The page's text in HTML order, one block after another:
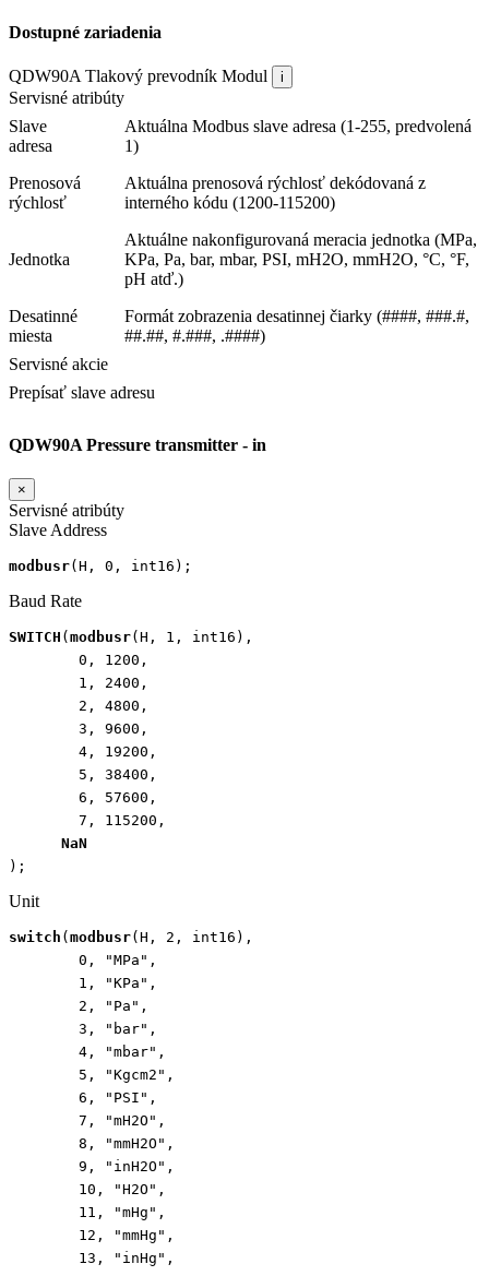
Dostupné zariadenia
QDW90A Tlakový prevodník Modul i
Servisné atribúty
Slave
adresa
Aktuálna Modbus slave adresa (1-255, predvolená
1)
Prenosová
rýchlosť
Aktuálna prenosová rýchlosť dekódovaná z
interného kódu (1200-115200)
Jednotka
Aktuálne nakonfigurovaná meracia jednotka (MPa,
KPa, Pa, bar, mbar, PSI, mH2O, mmH2O, °C, °F,
pH atď.)
Desatinné
miesta
Formát zobrazenia desatinnej čiarky (####, ###.#,
##.##, #.###, .####)
Servisné akcie
Prepísať slave adresu
QDW90A Pressure transmitter - in
×
Servisné atribúty
Slave Address
modbusr( H , 0 , int16 );
Baud Rate
SWITCH ( modbusr( H , 1 , int16 ),
0 , 1200 ,
1 , 2400 ,
2 , 4800 ,
3 , 9600 ,
4 , 19200 ,
5 , 38400 ,
6 , 57600 ,
7 , 115200 ,
NaN
);
Unit
switch ( modbusr( H , 2 , int16 ),
0 , "MPa" ,
1 , "KPa" ,
2 , "Pa" ,
3 , "bar" ,
4 , "mbar" ,
5 , "Kgcm2" ,
6 , "PSI" ,
7 , "mH2O" ,
8 , "mmH2O" ,
9 , "inH2O" ,
10 , "H2O" ,
11 , "mHg" ,
12 , "mmHg" ,
13 , "inHg" ,